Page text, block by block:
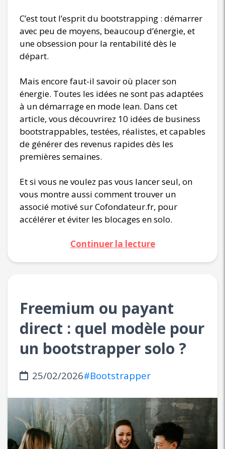
C’est tout l’esprit du bootstrapping : démarrer
avec peu de moyens, beaucoup d’énergie, et
une obsession pour la rentabilité dès le
départ.
Mais encore faut-il savoir où placer son
énergie. Toutes les idées ne sont pas adaptées
à un démarrage en mode lean. Dans cet
article, vous découvrirez 10 idées de business
bootstrappables, testées, réalistes, et capables
de générer des revenus rapides dès les
premières semaines.
Et si vous ne voulez pas vous lancer seul, on
vous montre aussi comment trouver un
associé motivé sur Cofondateur.fr, pour
accélérer et éviter les blocages en solo.
Continuer la lecture
Freemium ou payant
direct : quel modèle pour
un bootstrapper solo ?
25/02/2026#Bootstrapper